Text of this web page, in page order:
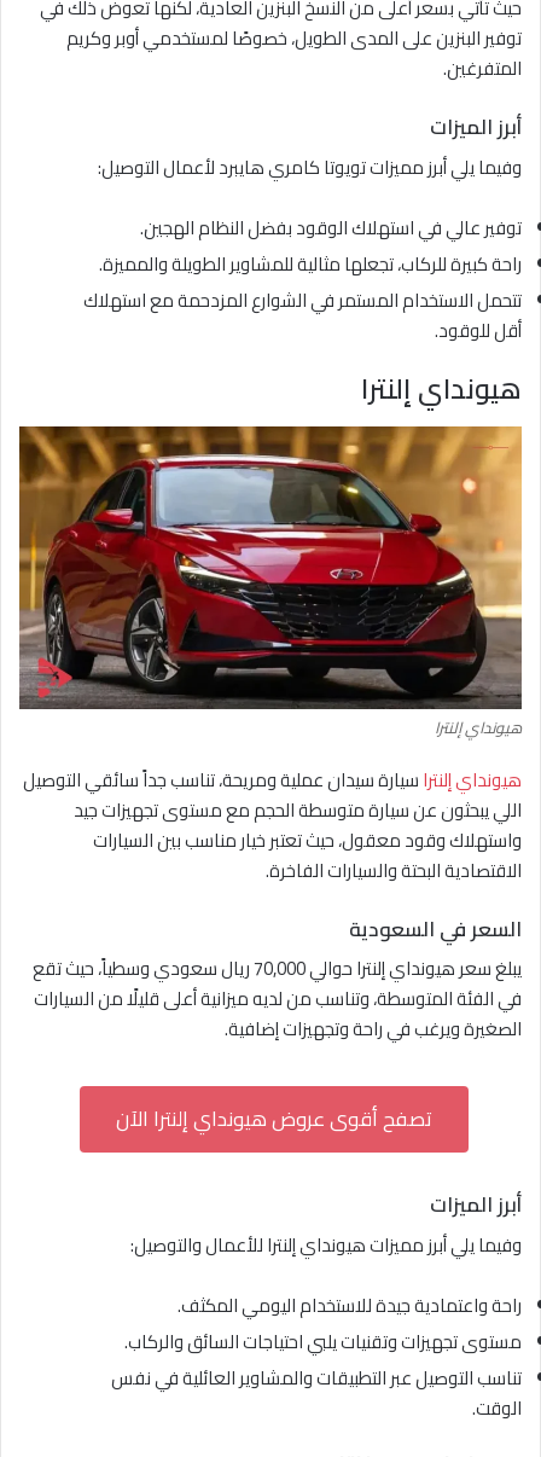
حيث تأتي بسعر أعلى من النسخ البنزين العادية، لكنها تعوض ذلك في
توفير البنزين على المدى الطويل، خصوصًا لمستخدمي أوبر وكريم
المتفرغين.
أبرز الميزات
وفيما يلي أبرز مميزات تويوتا كامري هايبرد لأعمال التوصيل:
توفير عالي في استهلاك الوقود بفضل النظام الهجين.
راحة كبيرة للركاب، تجعلها مثالية للمشاوير الطويلة والمميزة.
تتحمل الاستخدام المستمر في الشوارع المزدحمة مع استهلاك
أقل للوقود.
هيونداي إلنترا
هيونداي إلنترا
هيونداي إلنتراسيارة سيدان عملية ومريحة، تناسب جداً سائقي التوصيل
اللي يبحثون عن سيارة متوسطة الحجم مع مستوى تجهيزات جيد
واستهلاك وقود معقول، حيث تعتبر خيار مناسب بين السيارات
الاقتصادية البحتة والسيارات الفاخرة.
السعر في السعودية
يبلغ سعر هيونداي إلنترا حوالي 70,000 ريال سعودي وسطياً، حيث تقع
في الفئة المتوسطة، وتناسب من لديه ميزانية أعلى قليلًا من السيارات
الصغيرة ويرغب في راحة وتجهيزات إضافية.
تصفح أقوى عروض هيونداي إلنترا الآن
أبرز الميزات
وفيما يلي أبرز مميزات هيونداي إلنترا للأعمال والتوصيل:
راحة واعتمادية جيدة للاستخدام اليومي المكثف.
مستوى تجهيزات وتقنيات يلبي احتياجات السائق والركاب.
تناسب التوصيل عبر التطبيقات والمشاوير العائلية في نفس
الوقت.